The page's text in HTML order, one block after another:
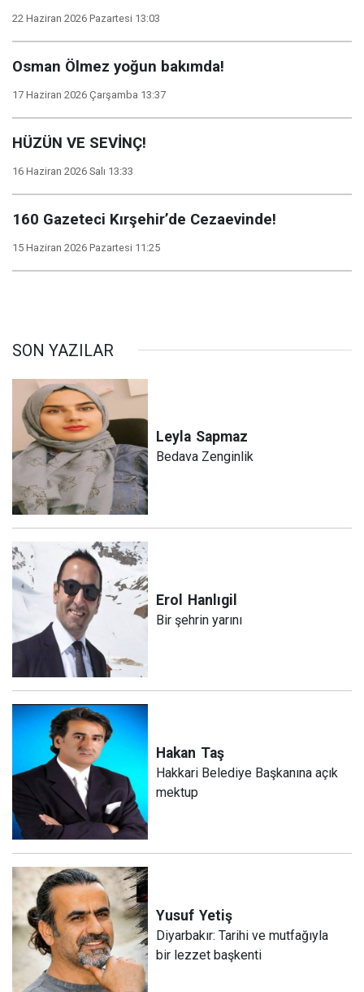
22 Haziran 2026 Pazartesi 13:03
Osman Ölmez yoğun bakımda!
17 Haziran 2026 Çarşamba 13:37
HÜZÜN VE SEVİNÇ!
16 Haziran 2026 Salı 13:33
160 Gazeteci Kırşehir’de Cezaevinde!
15 Haziran 2026 Pazartesi 11:25
SON YAZILAR
Leyla Sapmaz
Bedava Zenginlik
Erol Hanlıgil
Bir şehrin yarını
Hakan Taş
Hakkari Belediye Başkanına açık
mektup
Yusuf Yetiş
Diyarbakır: Tarihi ve mutfağıyla
bir lezzet başkenti